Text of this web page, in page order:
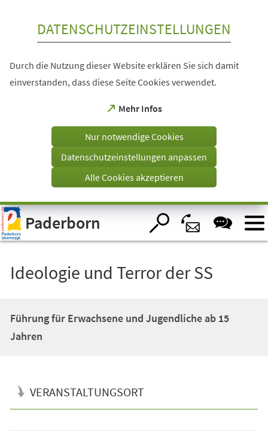
Visuelle
Assistenzsoftware
öffnen.
DATENSCHUTZEINSTELLUNGEN
Durch die Nutzung dieser Website erklären Sie sich damit
einverstanden, dass diese Seite Cookies verwendet.
Mehr Infos
(Öffnet
einem
Tab)
Nur notwendige Cookies
Datenschutzeinstellungen anpassen
Alle Cookies akzeptieren
Paderborn
Ideologie und Terror der SS
Führung für Erwachsene und Jugendliche ab 15
Jahren
VERANSTALTUNGSORT